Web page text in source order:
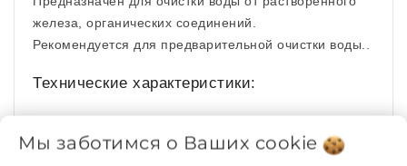
железа, органических соединений.
Рекомендуется для предварительной очистки воды..
Технические характеристики:
воде железа не более 1 мг/л
Мы заботимся о Ваших cookie